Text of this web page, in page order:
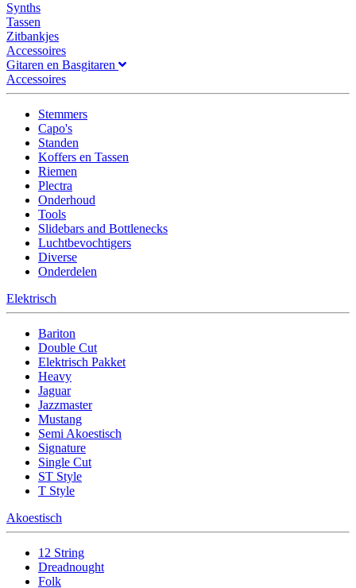
Synths
Tassen
Zitbankjes
Accessoires
Gitaren en Basgitaren
Accessoires
Stemmers
Capo's
Standen
Koffers en Tassen
Riemen
Plectra
Onderhoud
Tools
Slidebars and Bottlenecks
Luchtbevochtigers
Diverse
Onderdelen
Elektrisch
Bariton
Double Cut
Elektrisch Pakket
Heavy
Jaguar
Jazzmaster
Mustang
Semi Akoestisch
Signature
Single Cut
ST Style
T Style
Akoestisch
12 String
Dreadnought
Folk